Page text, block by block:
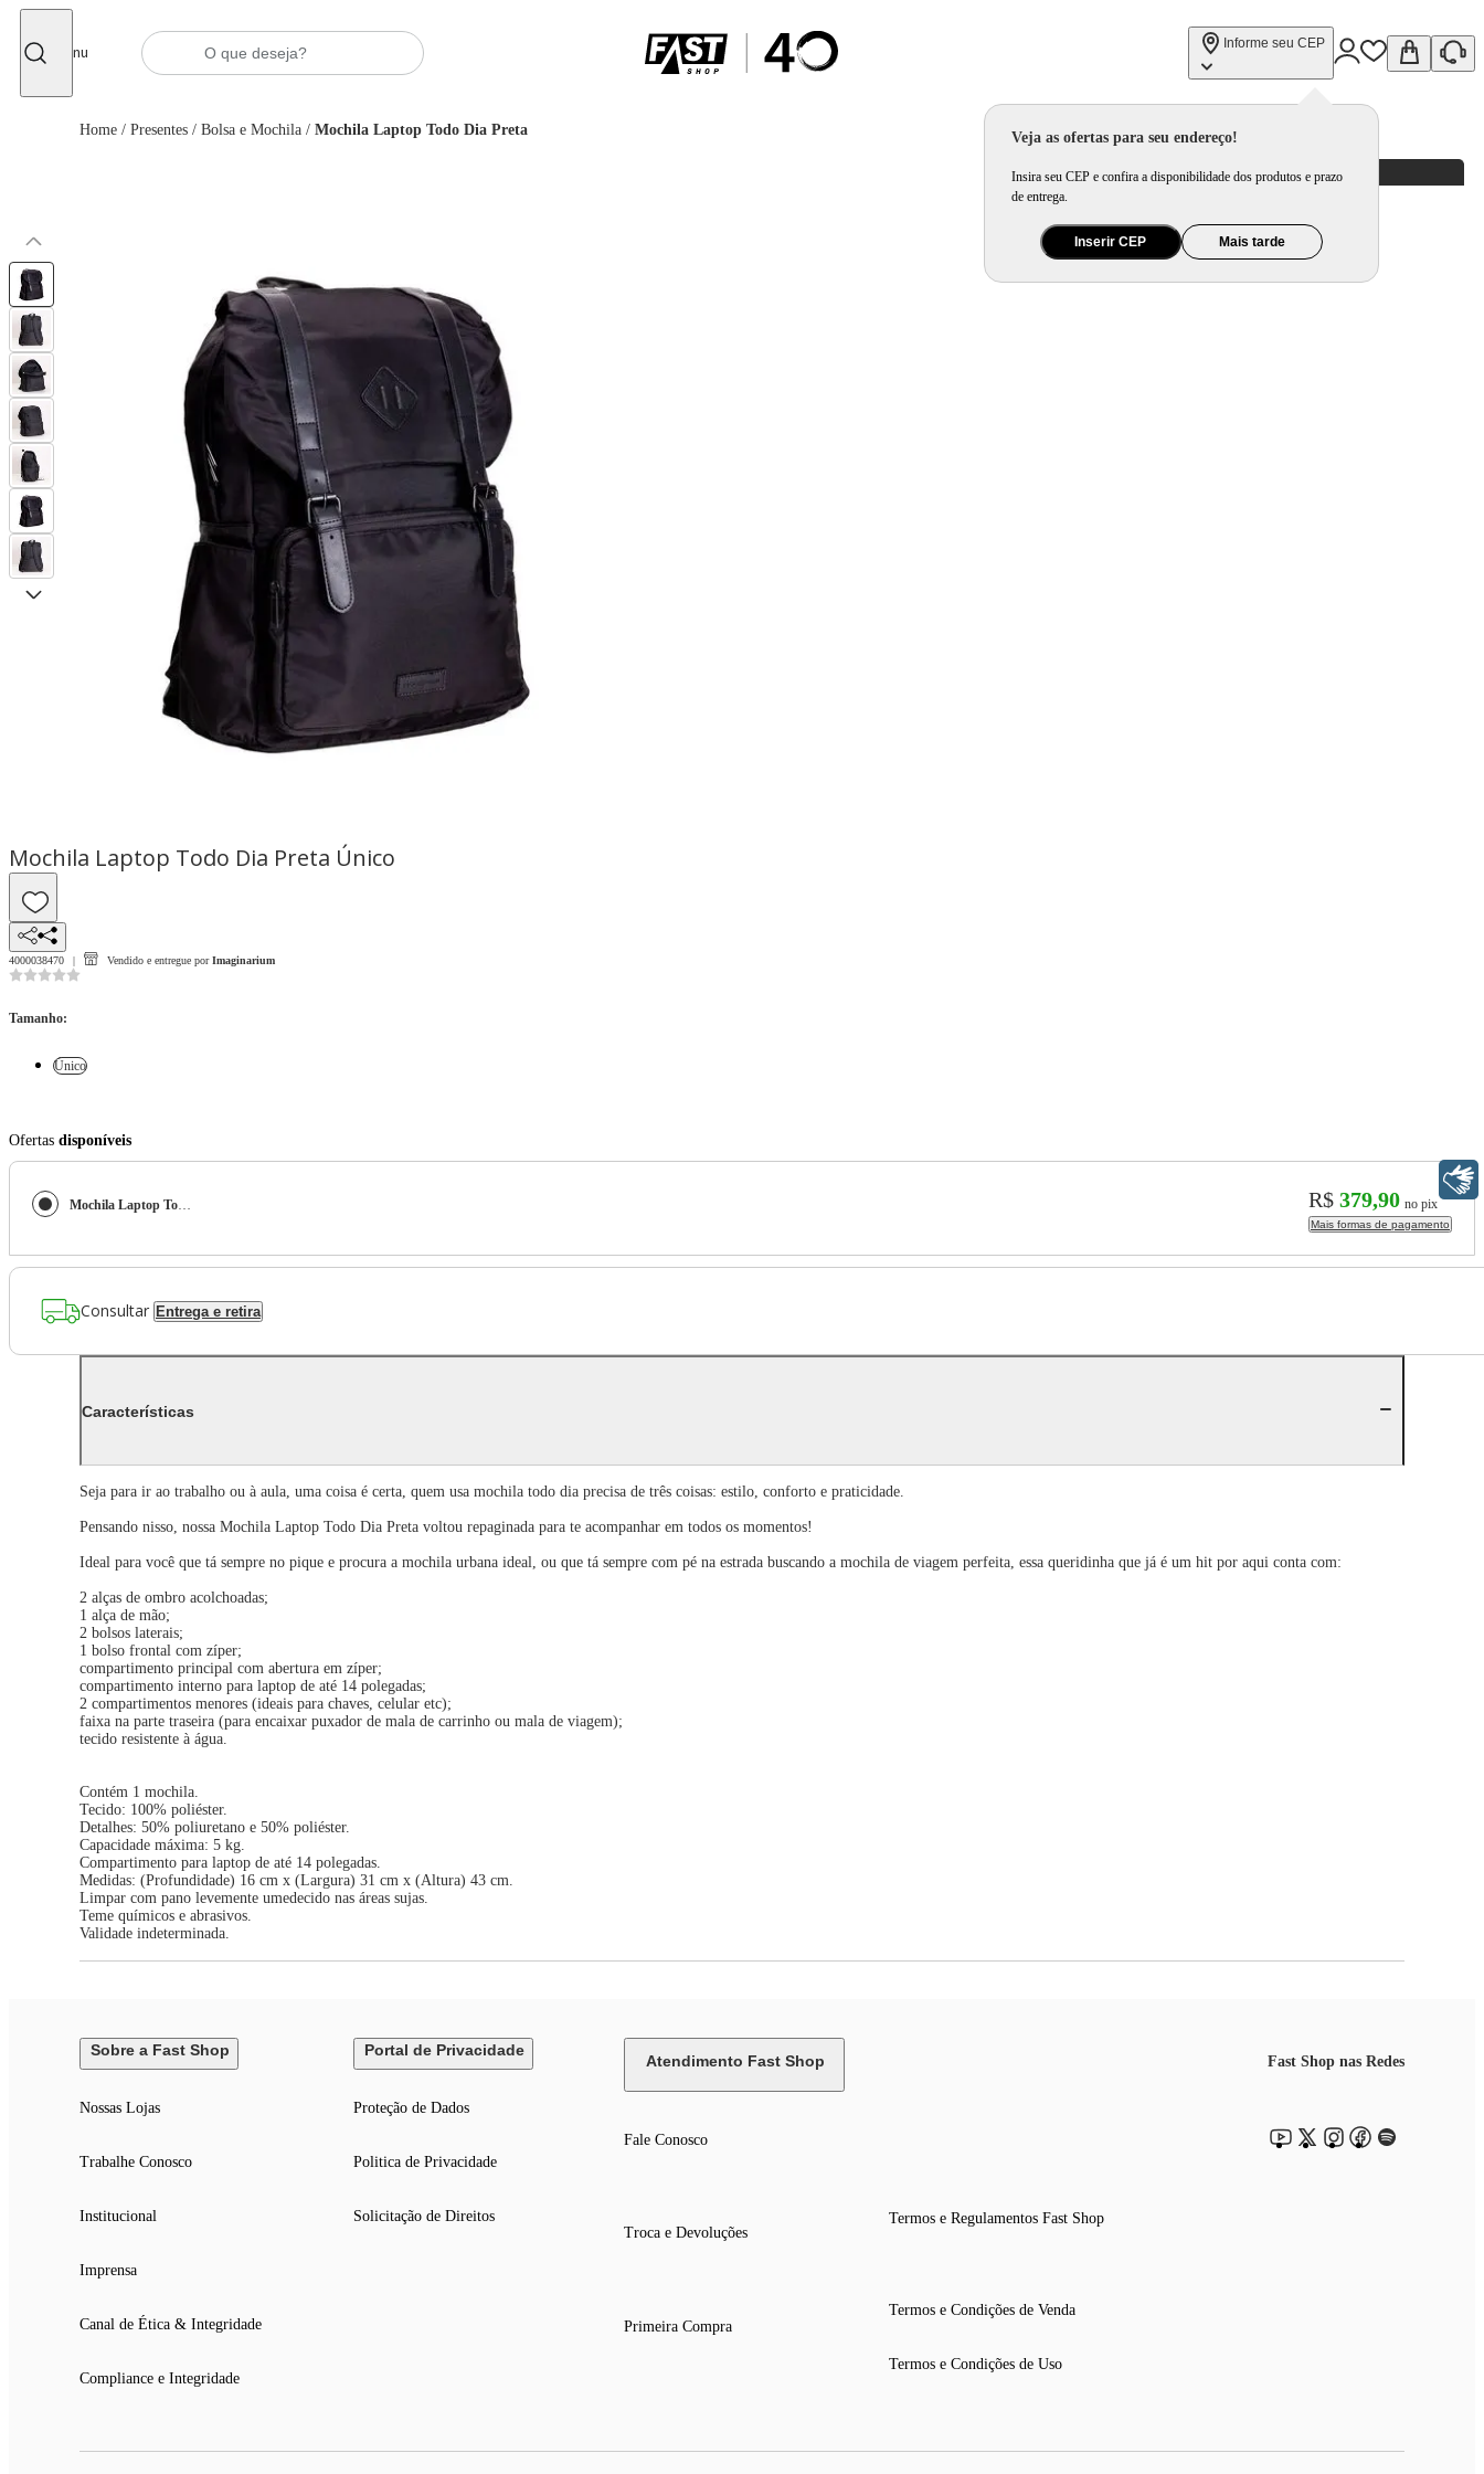
Menu
Informe seu CEP
Veja as ofertas para seu endereço!
Insira seu CEP e confira a disponibilidade dos produtos e prazo
de entrega.
Inserir CEP Mais tarde
Home / Presentes / Bolsa e Mochila / Mochila Laptop Todo Dia Preta
Mochila Laptop Todo Dia Preta Único
4000038470 Vendido e entregue por Imaginarium
Tamanho:
Único
Ofertas disponíveis
Mochila Laptop Todo Dia Preta R$ 379,90 no pix
Mais formas de pagamento
Consultar Entrega e retira
Características
Seja para ir ao trabalho ou à aula, uma coisa é certa, quem usa mochila todo dia precisa de três coisas: estilo, conforto e praticidade.
Pensando nisso, nossa Mochila Laptop Todo Dia Preta voltou repaginada para te acompanhar em todos os momentos!
Ideal para você que tá sempre no pique e procura a mochila urbana ideal, ou que tá sempre com pé na estrada buscando a mochila de viagem perfeita, essa queridinha que já é um hit por aqui conta com:
2 alças de ombro acolchoadas;
1 alça de mão;
2 bolsos laterais;
1 bolso frontal com zíper;
compartimento principal com abertura em zíper;
compartimento interno para laptop de até 14 polegadas;
2 compartimentos menores (ideais para chaves, celular etc);
faixa na parte traseira (para encaixar puxador de mala de carrinho ou mala de viagem);
tecido resistente à água.
Contém 1 mochila.
Tecido: 100% poliéster.
Detalhes: 50% poliuretano e 50% poliéster.
Capacidade máxima: 5 kg.
Compartimento para laptop de até 14 polegadas.
Medidas: (Profundidade) 16 cm x (Largura) 31 cm x (Altura) 43 cm.
Limpar com pano levemente umedecido nas áreas sujas.
Teme químicos e abrasivos.
Validade indeterminada.
Sobre a Fast Shop
Nossas Lojas
Trabalhe Conosco
Institucional
Imprensa
Canal de Ética & Integridade
Compliance e Integridade
Portal de Privacidade
Proteção de Dados
Politica de Privacidade
Solicitação de Direitos
Atendimento Fast Shop
Fale Conosco
Troca e Devoluções
Primeira Compra
Termos e Regulamentos Fast Shop
Termos e Condições de Venda
Termos e Condições de Uso
Fast Shop nas Redes